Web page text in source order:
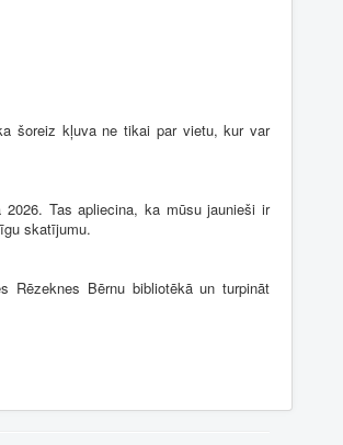
šoreiz kļuva ne tikai par vietu, kur var
Tas apliecina, ka mūsu jaunieši ir
skatījumu.
Bērnu bibliotēkā un turpināt